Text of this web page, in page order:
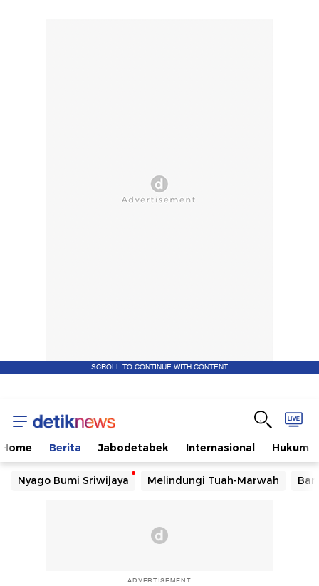
SCROLL TO CONTINUE WITH CONTENT
Home Berita Jabodetabek Internasional Hukum
Nyago Bumi Sriwijaya Melindungi Tuah-Marwah
ADVERTISEMENT